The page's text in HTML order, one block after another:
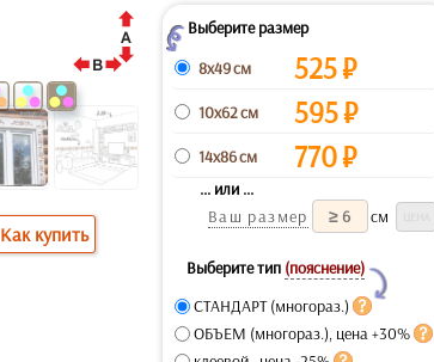
Как купить
ZВыберите размер
8x49 см
525₽
10x62 см 595₽
14x86 см 770₽
... или ...
Ваш размер
см
Выберите тип (пояснение)
Y
СТАНДАРТ (многораз.)
ОБЪЕМ (многораз.), цена +30%